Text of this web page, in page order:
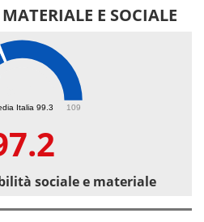
E SOCIALE
Italia 99.3 109
sociale e materiale